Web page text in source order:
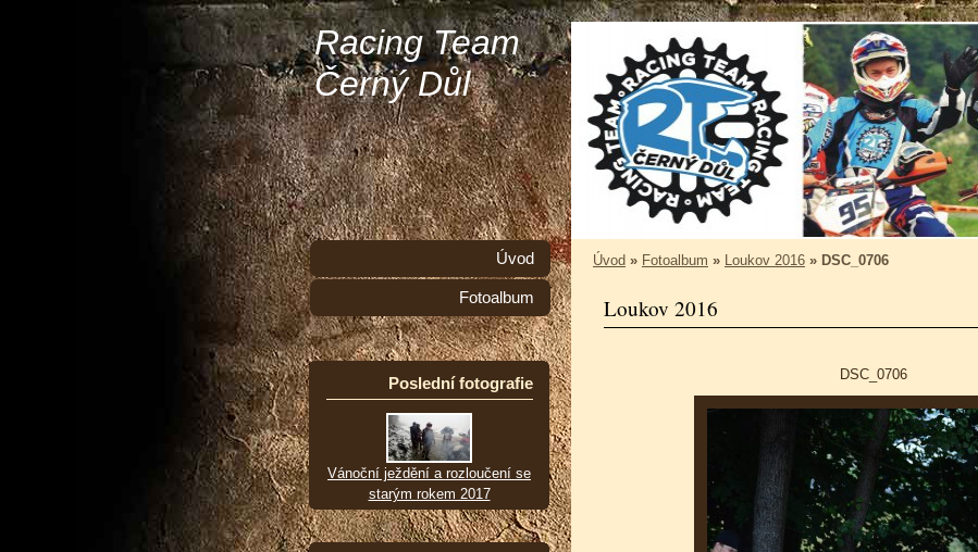
Racing Team
Černý Důl
Úvod » Fotoalbum » Loukov 2016 » DSC_0706
Loukov 2016
DSC_0706
Úvod
Fotoalbum
Poslední fotografie
Vánoční ježdění a rozloučení se
starým rokem 2017